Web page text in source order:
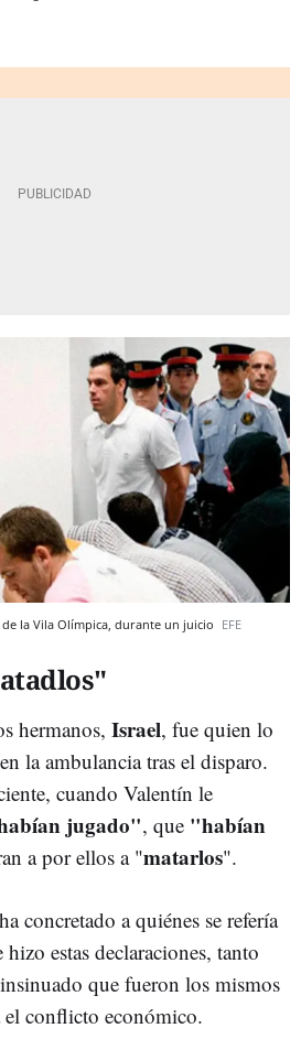
la Vila Olímpica, durante un juicio EFE
hermanos, Israel, fue quien lo
la ambulancia tras el disparo.
cuando Valentín le
jugado", que "habían
a por ellos a "matarlos".
concretado a quiénes se refería
estas declaraciones, tanto
que fueron los mismos
el conflicto económico.